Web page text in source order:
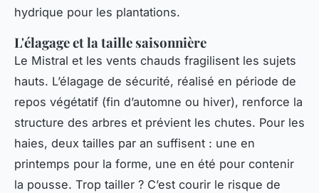
hydrique pour les plantations.
L'élagage et la taille saisonnière
Le Mistral et les vents chauds fragilisent les sujets
hauts. L’élagage de sécurité, réalisé en période de
repos végétatif (fin d’automne ou hiver), renforce la
structure des arbres et prévient les chutes. Pour les
haies, deux tailles par an suffisent : une en
printemps pour la forme, une en été pour contenir
la pousse. Trop tailler ? C’est courir le risque de